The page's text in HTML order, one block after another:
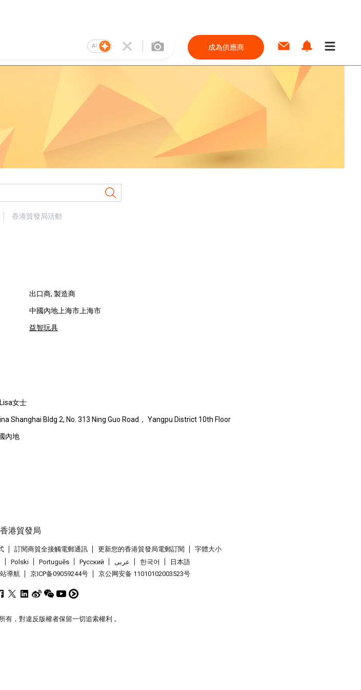
AI 成為供應商
香港貿發局活動
出口商, 製造商
中國內地上海市上海市
益智玩具
女士
Shanghai Bldg 2, No. 313 Ning Guo Road， Yangpu District 10th Floor
內地
訂閱商貿全接觸電郵通訊 更新您的香港貿發局電郵訂閱
字體大小
Polski Português Pусский عربى 한국어
日本語
導航 京ICP备09059244号 京公网安备 11010102003523号
有，對違反版權者保留一切追索權利 。